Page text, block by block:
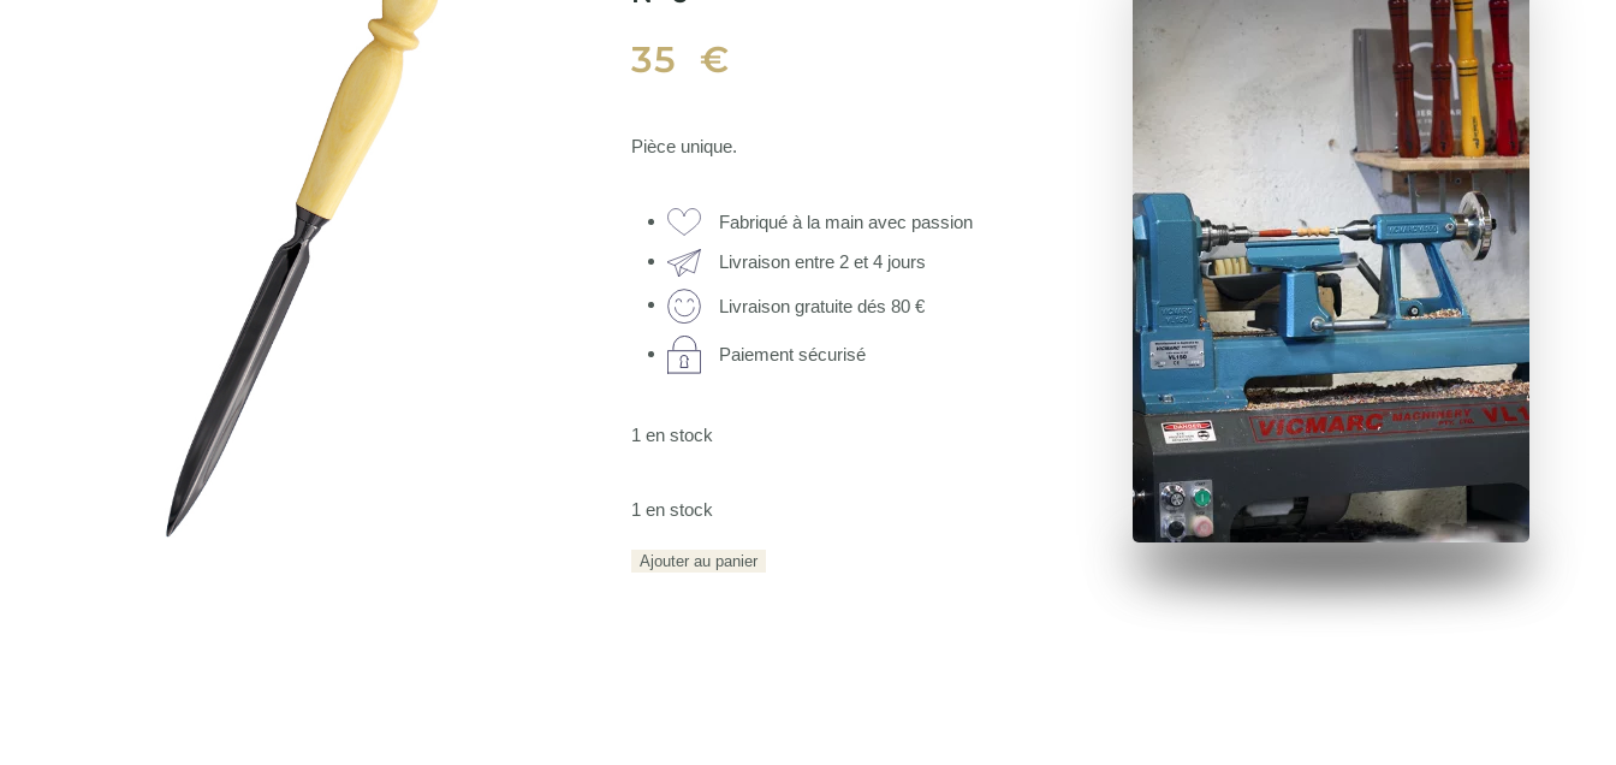
35 €
Pièce unique.
Fabriqué à la main avec passion
Livraison entre 2 et 4 jours
Livraison gratuite dés 80 €
Paiement sécurisé
1 en stock
1 en stock
quantité
Ajouter au panier